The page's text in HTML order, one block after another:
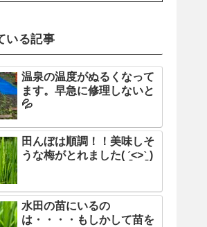
いる記事
温泉の温度がぬるくなって
ます。早急に修理しないと
💦
田んぼは順調！！美味しそ
うな梅がとれました( ˊ̱˂˃ˋ̱ )
水田の苗にいるの
は・・・・もしかして苗を